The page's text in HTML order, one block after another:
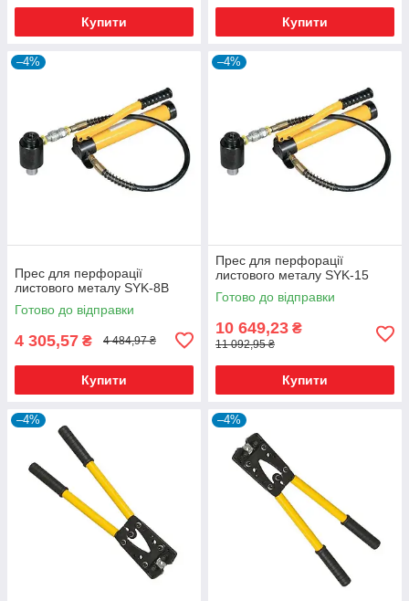
Купити Купити
–4%
Прес для перфорації
листового металу SYK-8B
Готово до відправки
4 305,57 ₴ 4 484,97 ₴
Купити
–4%
Прес для перфорації
листового металу SYK-15
Готово до відправки
10 649,23 ₴
11 092,95 ₴
Купити
–4% –4%